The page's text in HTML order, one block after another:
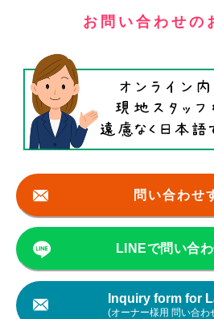
お問い合わせの
問い合わせ
LINEで問い合
Inquiry form for
(オーナー様用 問い合わ